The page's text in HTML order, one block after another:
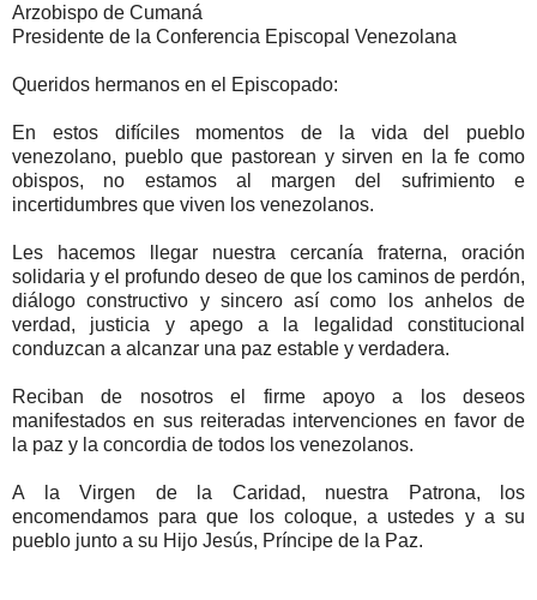
Arzobispo de Cumaná
Presidente de la Conferencia Episcopal Venezolana
Queridos hermanos en el Episcopado:
En estos difíciles momentos de la vida del pueblo
venezolano, pueblo que pastorean y sirven en la fe como
obispos, no estamos al margen del sufrimiento e
incertidumbres que viven los venezolanos.
Les hacemos llegar nuestra cercanía fraterna, oración
solidaria y el profundo deseo de que los caminos de perdón,
diálogo constructivo y sincero así como los anhelos de
verdad, justicia y apego a la legalidad constitucional
conduzcan a alcanzar una paz estable y verdadera.
Reciban de nosotros el firme apoyo a los deseos
manifestados en sus reiteradas intervenciones en favor de
la paz y la concordia de todos los venezolanos.
A la Virgen de la Caridad, nuestra Patrona, los
encomendamos para que los coloque, a ustedes y a su
pueblo junto a su Hijo Jesús, Príncipe de la Paz.